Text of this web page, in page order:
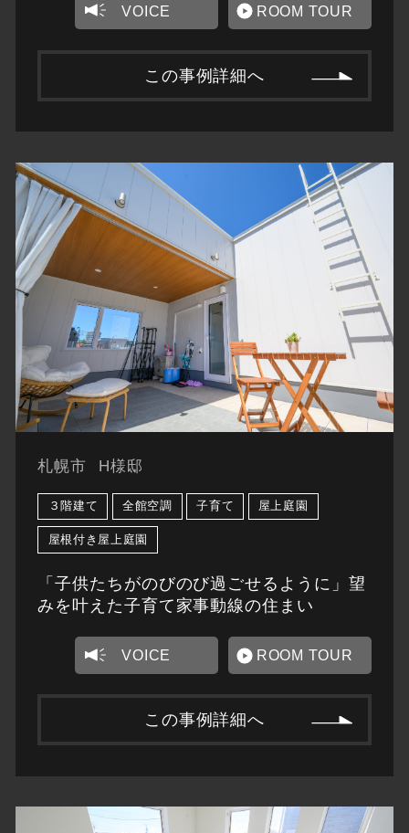
VOICE ROOM TOUR
この事例詳細へ
札幌市 H様邸
３階建て 全館空調 子育て 屋上庭園
屋根付き屋上庭園
「子供たちがのびのび過ごせるように」望
みを叶えた子育て家事動線の住まい
VOICE ROOM TOUR
この事例詳細へ